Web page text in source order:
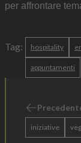
per affrontare
Tag: hospitality
appuntamenti
iniziative